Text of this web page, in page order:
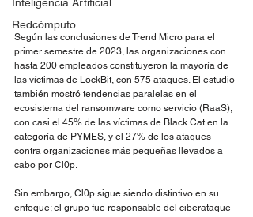
Redcómputo
Según las conclusiones de Trend Micro para el
primer semestre de 2023, las organizaciones con
hasta 200 empleados constituyeron la mayoría de
las víctimas de LockBit, con 575 ataques. El estudio
también mostró tendencias paralelas en el
ecosistema del ransomware como servicio (RaaS),
con casi el 45% de las víctimas de Black Cat en la
categoría de PYMES, y el 27% de los ataques
contra organizaciones más pequeñas llevados a
cabo por Cl0p.
Sin embargo, Cl0p sigue siendo distintivo en su
enfoque; el grupo fue responsable del ciberataque